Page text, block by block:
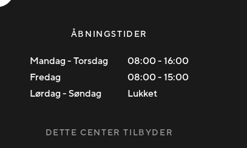
ÅBNINGSTIDER
Mandag - Torsdag 08:00- 16:00
Fredag
08:00- 15:00
Lørdag - Søndag
Lukket
DETTE CENTER TILBYDER